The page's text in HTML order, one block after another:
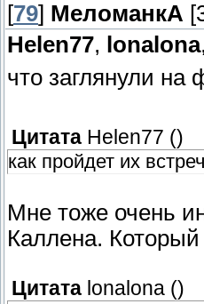
[79] МеломанкА
Helen77, lonalona,
что заглянули
Цитата Helen77 ()
как пройдет их
Мне тоже очень
Каллена.
Цитата lonalona ()